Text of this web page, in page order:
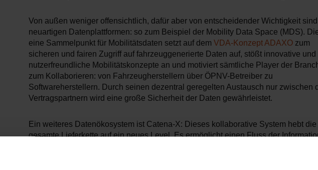
Von außen weniger offensichtlich, dafür aber von entscheidender Wichtigkeit
neuartigen Datenplattformen: so zum Beispiel der Mobility Data Space (MDS).
eine Sammelpunkt für Mobilitätsdaten setzt auf dem VDA-Konzept ADAXOzum
sicheren und fairen Zugriff auf fahrzeuggenerierte Daten auf, stößt innovative und
nutzerfreundliche Mobilitätskonzepte an und motiviert sämtliche Player der
zum Kollaborieren: von Fahrzeugherstellern über ÖPNV-Betreiber zu
Softwareherstellern. Durch seinen dezentral geregelten Austausch nur zwischen
Vertragspartnern wird eine große Sicherheit der Daten gewährleistet.
Ein weiteres Datenökosystem ist Catena-X: Dieses kollaborative System hebt die
gesamte Lieferkette auf ein neues Level. Es ermöglicht einen Fluss der